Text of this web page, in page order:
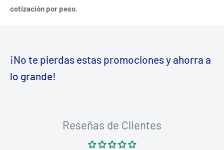
cotización por peso.
¡No te pierdas estas promociones y ahorra a
lo grande!
Reseñas de Clientes